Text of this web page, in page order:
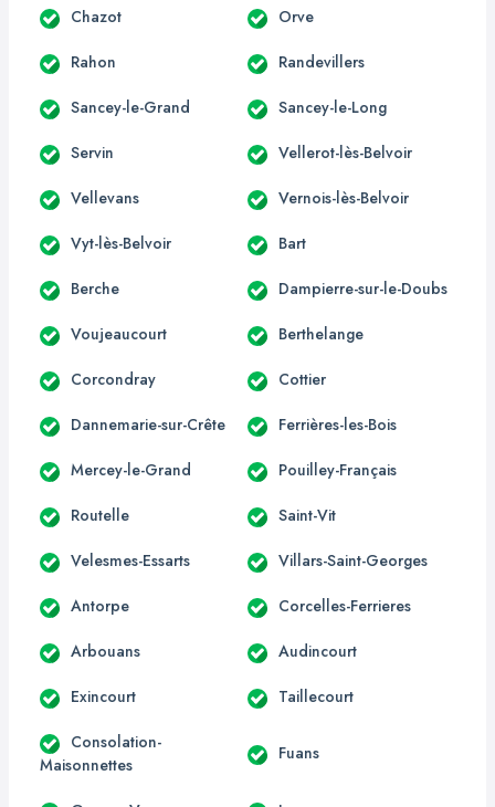
Chazot Orve
Rahon Randevillers
Sancey-le-Grand Sancey-le-Long
Servin Vellerot-lès-Belvoir
Vellevans Vernois-lès-Belvoir
Vyt-lès-Belvoir Bart
Berche Dampierre-sur-le-Doubs
Voujeaucourt Berthelange
Corcondray Cottier
Dannemarie-sur-Crête Ferrières-les-Bois
Mercey-le-Grand Pouilley-Français
Routelle Saint-Vit
Velesmes-Essarts Villars-Saint-Georges
Antorpe Corcelles-Ferrieres
Arbouans Audincourt
Exincourt Taillecourt
Consolation-
Maisonnettes
Fuans